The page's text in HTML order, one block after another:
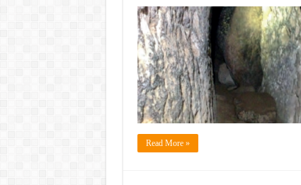
Read More »